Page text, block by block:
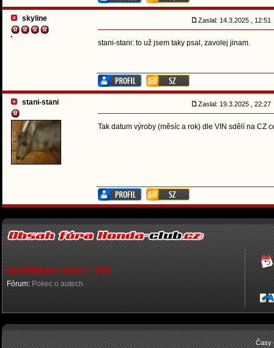
skyline Zaslal: 14.3.2025 , 12:51
stani-stani: to už jsem taky psal, zavolej jinam.
stani-stani Zaslal: 19.3.2025 , 22:27
Tak datum výroby (měsíc a rok) dle VIN sdělí na CZ
Identifikace Vozu - VIN
Fórum: Pokec o autech
Časy